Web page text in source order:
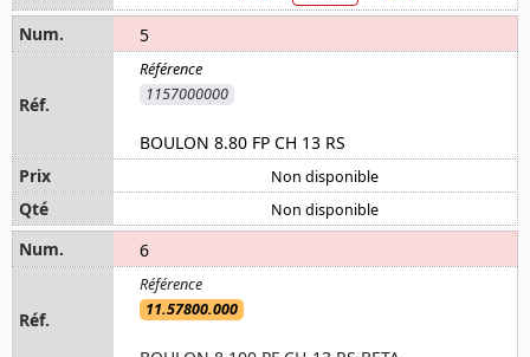
5
1157000000
BOULON 8.80 FP CH 13 RS
Non disponible
Non disponible
6
11.57800.000